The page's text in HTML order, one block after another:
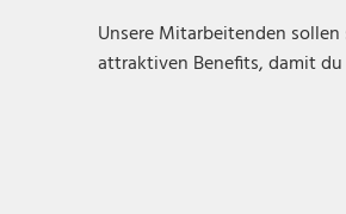
Unsere Mitarbeitenden
attraktiven Benefits, damit